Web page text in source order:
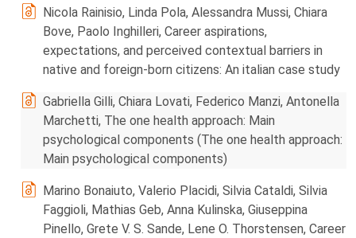
Nicola Rainisio, Linda Pola, Alessandra Mussi, Chiara
Bove, Paolo Inghilleri, Career aspirations,
expectations, and perceived contextual barriers in
native and foreign-born citizens: An italian case study
Gabriella Gilli, Chiara Lovati, Federico Manzi, Antonella
Marchetti, The one health approach: Main
psychological components (The one health approach:
Main psychological components)
Marino Bonaiuto, Valerio Placidi, Silvia Cataldi, Silvia
Faggioli, Mathias Geb, Anna Kulinska, Giuseppina
Pinello, Grete V. S. Sande, Lene O. Thorstensen, Career